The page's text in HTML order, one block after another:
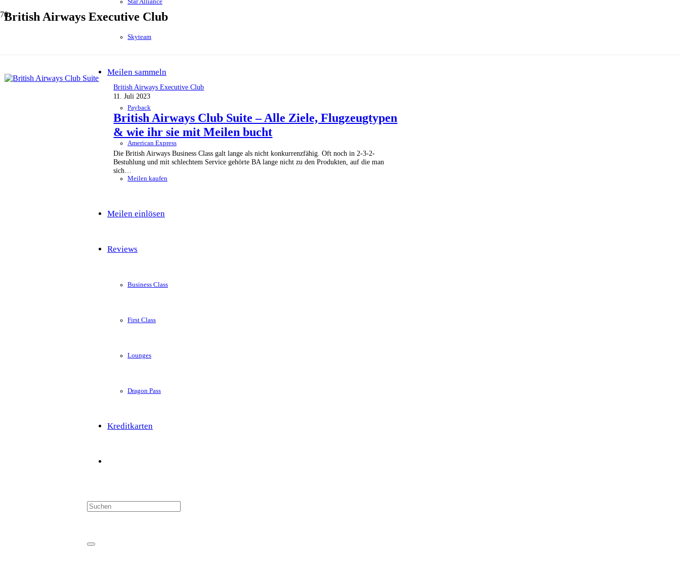
Star Alliance
Skyteam
Meilen sammeln
Payback
American Express
Meilen kaufen
Meilen einlösen
Reviews
Business Class
First Class
Lounges
Dragon Pass
Kreditkarten
British Airways Executive Club
British Airways Executive Club
11. Juli 2023
British Airways Club Suite – Alle Ziele, Flugzeugtypen
& wie ihr sie mit Meilen bucht
Die British Airways Business Class galt lange als nicht konkurrenzfähig. Oft noch in 2-3-2-
Bestuhlung und mit schlechtem Service gehörte BA lange nicht zu den Produkten, auf die man
sich…